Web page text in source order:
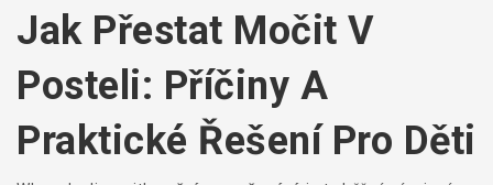
Jak Přestat Močit V
Posteli: Příčiny A
Praktické Řešení Pro Děti